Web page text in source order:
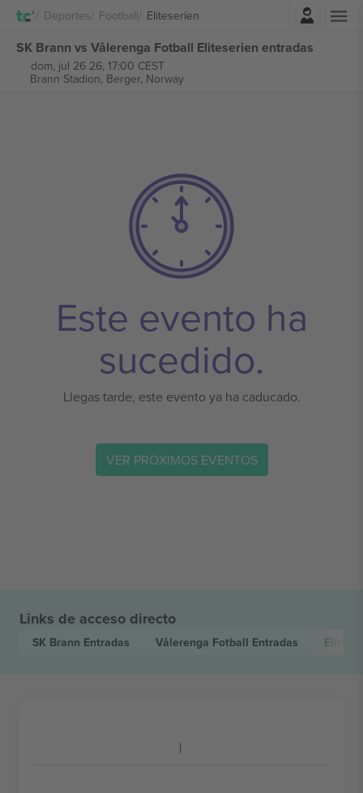
Deportes Football EliteserienIniciar sesión
SK Brann vs Vålerenga Fotball Eliteserien entradas
dom, jul 26 26, 17:00 CEST
Brann Stadion, Berger, Norway
Este evento ha
sucedido.
Llegas tarde, este evento ya ha caducado.
VER PRÓXIMOS EVENTOS
Links de acceso directo
SK Brann Entradas Vålerenga Fotball Entradas